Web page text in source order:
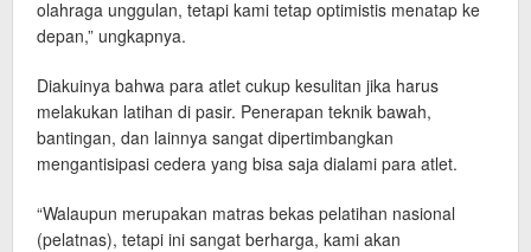
olahraga unggulan, tetapi kami tetap optimistis menatap ke
depan,” ungkapnya.
Diakuinya bahwa para atlet cukup kesulitan jika harus
melakukan latihan di pasir. Penerapan teknik bawah,
bantingan, dan lainnya sangat dipertimbangkan
mengantisipasi cedera yang bisa saja dialami para atlet.
“Walaupun merupakan matras bekas pelatihan nasional
(pelatnas), tetapi ini sangat berharga, kami akan